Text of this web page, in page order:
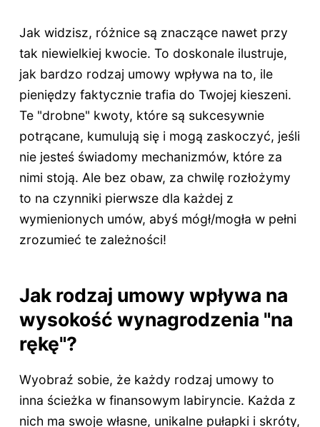
Jak widzisz, różnice są znaczące nawet przy
tak niewielkiej kwocie. To doskonale ilustruje,
jak bardzo rodzaj umowy wpływa na to, ile
pieniędzy faktycznie trafia do Twojej kieszeni.
Te "drobne" kwoty, które są sukcesywnie
potrącane, kumulują się i mogą zaskoczyć, jeśli
nie jesteś świadomy mechanizmów, które za
nimi stoją. Ale bez obaw, za chwilę rozłożymy
to na czynniki pierwsze dla każdej z
wymienionych umów, abyś mógł/mogła w pełni
zrozumieć te zależności!
Jak rodzaj umowy wpływa na
wysokość wynagrodzenia "na
rękę"?
Wyobraź sobie, że każdy rodzaj umowy to
inna ścieżka w finansowym labiryncie. Każda z
nich ma swoje własne, unikalne pułapki i skróty,